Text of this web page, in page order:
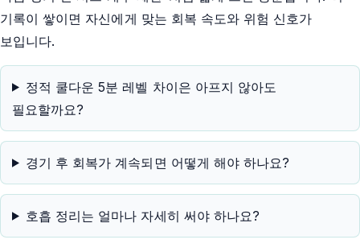
기록이 쌓이면 자신에게 맞는 회복 속도와 위험 신호가
보입니다.
정적 쿨다운 5분 레벨 차이은 아프지 않아도
필요할까요?
경기 후 회복가 계속되면 어떻게 해야 하나요?
호흡 정리는 얼마나 자세히 써야 하나요?